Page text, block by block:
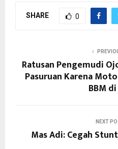
SHARE 0
Ratusan Pengemudi
Pasuruan Karena
BBM
NEXT
Mas Adi: Cegah